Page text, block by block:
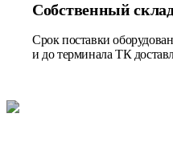
Собственный
Срок поставки
и до терминала ТК